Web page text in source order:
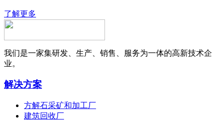
了解更多
我们是一家集研发、生产、销售、服务为一体的高新技术企
业。
解决方案
方解石采矿和加工厂
建筑回收厂